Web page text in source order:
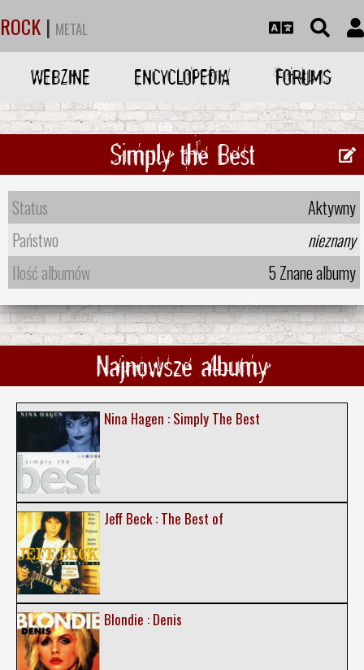
ROCK | METAL
WEBZINE ENCYCLOPEDIA FORUMS
Simply the Best
Status
Aktywny
Państwo
nieznany
Ilość albumów
5 Znane albumy
Najnowsze albumy
Nina Hagen : Simply The Best
Jeff Beck : The Best of
Blondie : Denis